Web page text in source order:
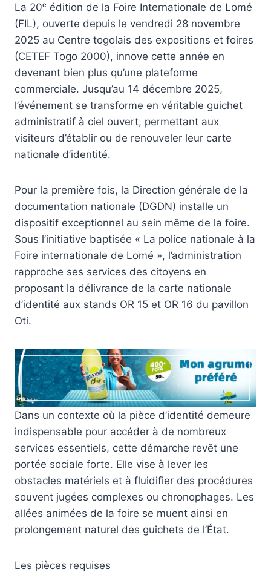
La 20ᵉ édition de la Foire Internationale de Lomé
(FIL), ouverte depuis le vendredi 28 novembre
2025 au Centre togolais des expositions et foires
(CETEF Togo 2000), innove cette année en
devenant bien plus qu’une plateforme
commerciale. Jusqu’au 14 décembre 2025,
l’événement se transforme en véritable guichet
administratif à ciel ouvert, permettant aux
visiteurs d’établir ou de renouveler leur carte
nationale d’identité.
Pour la première fois, la Direction générale de la
documentation nationale (DGDN) installe un
dispositif exceptionnel au sein même de la foire.
Sous l’initiative baptisée « La police nationale à la
Foire internationale de Lomé », l’administration
rapproche ses services des citoyens en
proposant la délivrance de la carte nationale
d’identité aux stands OR 15 et OR 16 du pavillon
Oti.
Dans un contexte où la pièce d’identité demeure
indispensable pour accéder à de nombreux
services essentiels, cette démarche revêt une
portée sociale forte. Elle vise à lever les
obstacles matériels et à fluidifier des procédures
souvent jugées complexes ou chronophages. Les
allées animées de la foire se muent ainsi en
prolongement naturel des guichets de l’État.
Les pièces requises